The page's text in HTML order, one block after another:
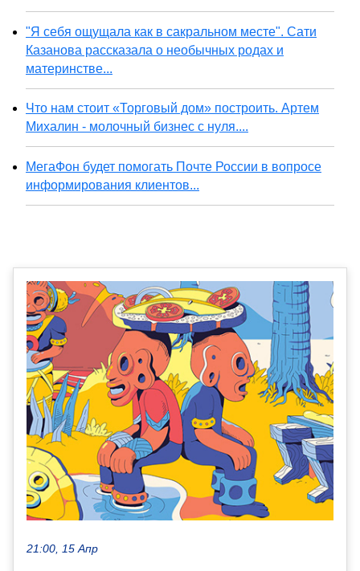
"Я себя ощущала как в сакральном месте". Сати
Казанова рассказала о необычных родах и
материнстве...
Что нам стоит «Торговый дом» построить. Артем
Михалин - молочный бизнес с нуля....
МегаФон будет помогать Почте России в вопросе
информирования клиентов...
21:00, 15 Апр